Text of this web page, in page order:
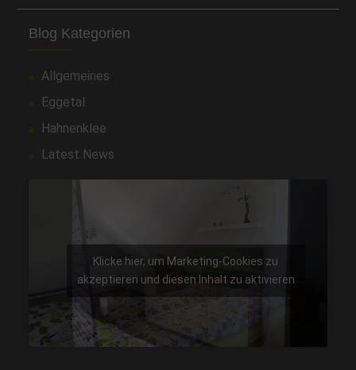
Blog Kategorien
Allgemeines
Eggetal
Hahnenklee
Latest News
Klicke hier, um Marketing-Cookies zu
akzeptieren und diesen Inhalt zu aktivieren